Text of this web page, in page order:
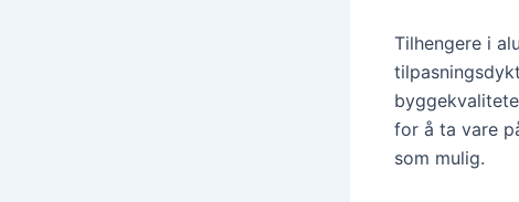
Tilhengere i
for å ta vare
som mulig.